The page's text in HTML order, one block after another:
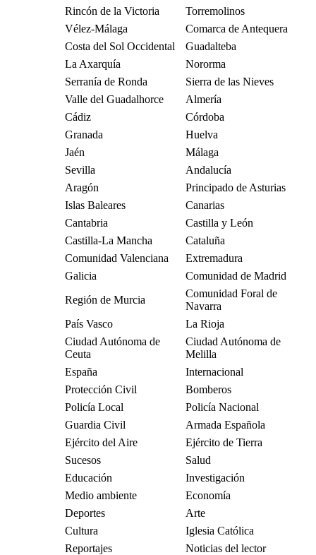
Rincón de la Victoria
Torremolinos
Vélez-Málaga
Comarca de Antequera
Costa del Sol Occidental
Guadalteba
La Axarquía
Nororma
Serranía de Ronda
Sierra de las Nieves
Valle del Guadalhorce
Almería
Cádiz
Córdoba
Granada
Huelva
Jaén
Málaga
Sevilla
Andalucía
Aragón
Principado de Asturias
Islas Baleares
Canarias
Cantabria
Castilla y León
Castilla-La Mancha
Cataluña
Comunidad Valenciana
Extremadura
Galicia
Comunidad de Madrid
Región de Murcia
Comunidad Foral de
Navarra
País Vasco
La Rioja
Ciudad Autónoma de
Ceuta
Ciudad Autónoma de
Melilla
España
Internacional
Protección Civil
Bomberos
Policía Local
Policía Nacional
Guardia Civil
Armada Española
Ejército del Aire
Ejército de Tierra
Sucesos
Salud
Educación
Investigación
Medio ambiente
Economía
Deportes
Arte
Cultura
Iglesia Católica
Reportajes
Noticias del lector